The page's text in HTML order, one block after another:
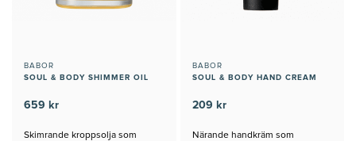
BABOR
SOUL & BODY SHIMMER OIL
659 kr
Skimrande kroppsolja som
BABOR
SOUL & BODY HAND CREAM
209 kr
Närande handkräm som